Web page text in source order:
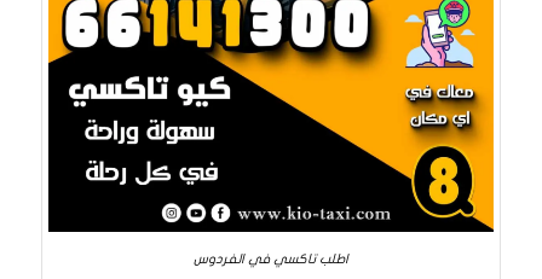
اطلب تاكسي في الفردوس